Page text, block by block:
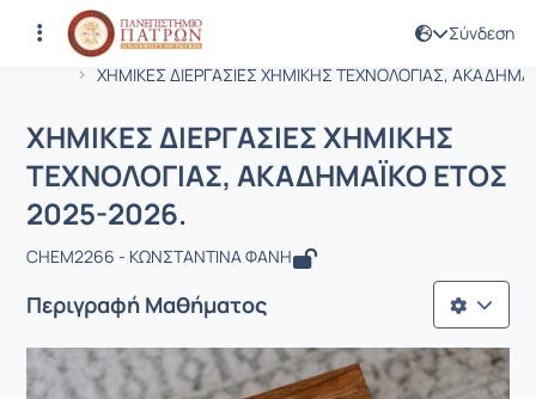
Σύνδεση
Αρχική Σελίδα
ΧΗΜΙΚΕΣ ΔΙΕΡΓΑΣΙΕΣ ΧΗΜΙΚΗΣ ΤΕΧΝΟΛΟΓΙΑΣ,
Μάθημα : ΧΗΜΙΚΕΣ ΔΙΕΡΓΑΣΙΕΣ
Κωδικός : CHEM2266
ΧΗΜΙΚΕΣ ΔΙΕΡΓΑΣΙΕΣ ΧΗΜΙΚΗΣ
ΤΕΧΝΟΛΟΓΙΑΣ, ΑΚΑΔΗΜΑΪΚΟ ΕΤΟΣ
2025-2026.
CHEM2266 - ΚΩΝΣΤΑΝΤΙΝΑ ΦΑΝΗ
Περιγραφή Μαθήματος